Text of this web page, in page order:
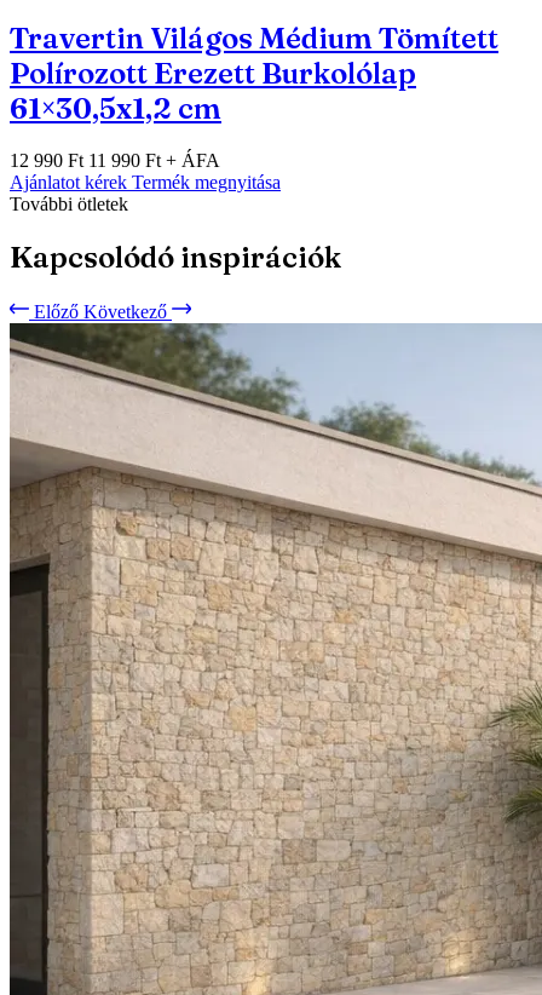
Travertin Világos Médium Tömített
Polírozott Erezett Burkolólap
61×30,5x1,2 cm
12 990 Ft 11 990 Ft + ÁFA
Ajánlatot kérek Termék megnyitása
További ötletek
Kapcsolódó inspirációk
Előző Következő